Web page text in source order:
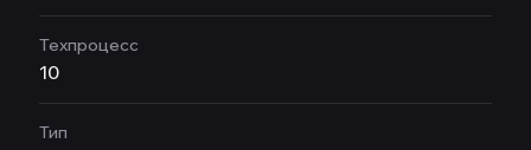
Техпроцесс
10
Тип